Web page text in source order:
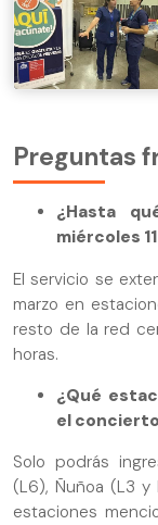
Preguntas
¿Hasta
miércoles
El servicio se
marzo en
resto de la red
horas.
¿Qué
el
Solo podrás
(L6), Ñuñoa (L3
estaciones